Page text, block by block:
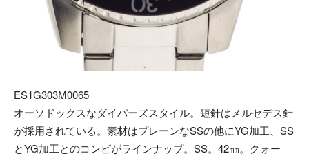
ES1G303M0065
オーソドックスなダイバーズスタイル。短針はメルセデス針
が採用されている。素材はプレーンなSSの他にYG加工、SS
とYG加工とのコンビがラインナップ。SS。42㎜。クォー